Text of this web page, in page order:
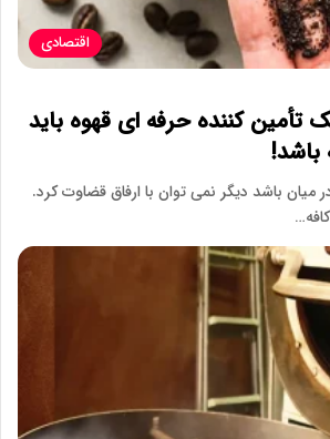
اقتصادی
تأمین کننده حرفه ای قهوه باید
باشد!
باشد دیگر نمی توان با ارفاق قضاوت کرد.